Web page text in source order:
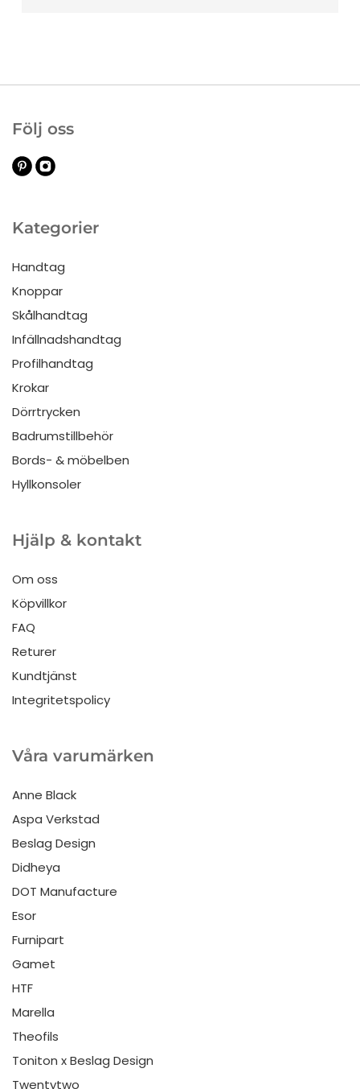
Kategorier
Handtag
Knoppar
Skålhandtag
Infällnadshandtag
Profilhandtag
Krokar
Dörrtrycken
Badrumstillbehör
Bords- & möbelben
Hyllkonsoler
Hjälp & kontakt
Om oss
Köpvillkor
FAQ
Returer
Kundtjänst
Integritetspolicy
Våra varumärken
Anne Black
Aspa Verkstad
Beslag Design
Didheya
DOT Manufacture
Esor
Furnipart
Gamet
HTF
Marella
Theofils
Toniton x Beslag Design
Twentytwo
Följ oss